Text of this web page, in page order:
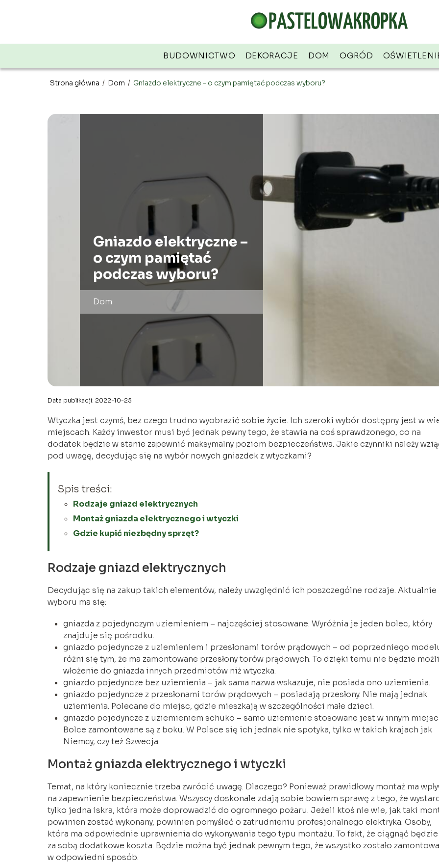
BUDOWNICTWO DEKORACJE DOM OGRÓD
Strona główna / Dom / Gniazdo elektryczne – o czym pamiętać podczas wyboru?
Gniazdo elektryczne –
o czym pamiętać
podczas wyboru?
Dom
Data publikacji: 2022-10-25
Wtyczka jest czymś, bez czego trudno wyobrazić sobie życie. Ich szeroki wybór dostępny jest w
miejscach. Każdy inwestor musi być jednak pewny tego, że stawia na coś sprawdzonego, co na
dodatek będzie w stanie zapewnić maksymalny poziom bezpieczeństwa. Jakie czynniki należy
pod uwagę, decydując się na wybór nowych gniazdek z wtyczkami?
Spis treści:
Rodzaje gniazd elektrycznych
Montaż gniazda elektrycznego i wtyczki
Gdzie kupić niezbędny sprzęt?
Rodzaje gniazd elektrycznych
Decydując się na zakup takich elementów, należy uwzględnić ich poszczególne rodzaje. Aktualnie
wyboru ma się:
gniazda z pojedynczym uziemieniem – najczęściej stosowane. Wyróżnia je jeden bolec, który
znajduje się pośrodku.
gniazdo pojedyncze z uziemieniem i przesłonami torów prądowych – od poprzedniego
różni się tym, że ma zamontowane przesłony torów prądowych. To dzięki temu nie będzie
włożenie do gniazda innych przedmiotów niż wtyczka.
gniazdo pojedyncze bez uziemienia – jak sama nazwa wskazuje, nie posiada ono uziemienia.
gniazdo pojedyncze z przesłonami torów prądowych – posiadają przesłony. Nie mają jednak
uziemienia. Polecane do miejsc, gdzie mieszkają w szczególności małe dzieci.
gniazdo pojedyncze z uziemieniem schuko – samo uziemienie stosowane jest w innym
Bolce zamontowane są z boku. W Polsce się ich jednak nie spotyka, tylko w takich krajach jak
Niemcy, czy też Szwecja.
Montaż gniazda elektrycznego i wtyczki
Temat, na który koniecznie trzeba zwrócić uwagę. Dlaczego? Ponieważ prawidłowy montaż ma
na zapewnienie bezpieczeństwa. Wszyscy doskonale zdają sobie bowiem sprawę z tego, że
tylko jedna iskra, która może doprowadzić do ogromnego pożaru. Jeżeli ktoś nie wie, jak taki
powinien zostać wykonany, powinien pomyśleć o zatrudnieniu profesjonalnego elektryka. Osoby,
która ma odpowiednie uprawnienia do wykonywania tego typu montażu. To fakt, że ciągnąć
za sobą dodatkowe koszta. Będzie można być jednak pewnym tego, że wszystko zostało
w odpowiedni sposób.